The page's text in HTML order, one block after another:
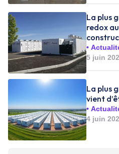
La plus
redox
5 juin
La plus
vient
4 juin